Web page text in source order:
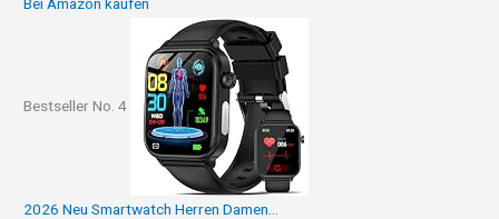
Bestseller No. 4
2026 Neu Smartwatch Herren Damen...